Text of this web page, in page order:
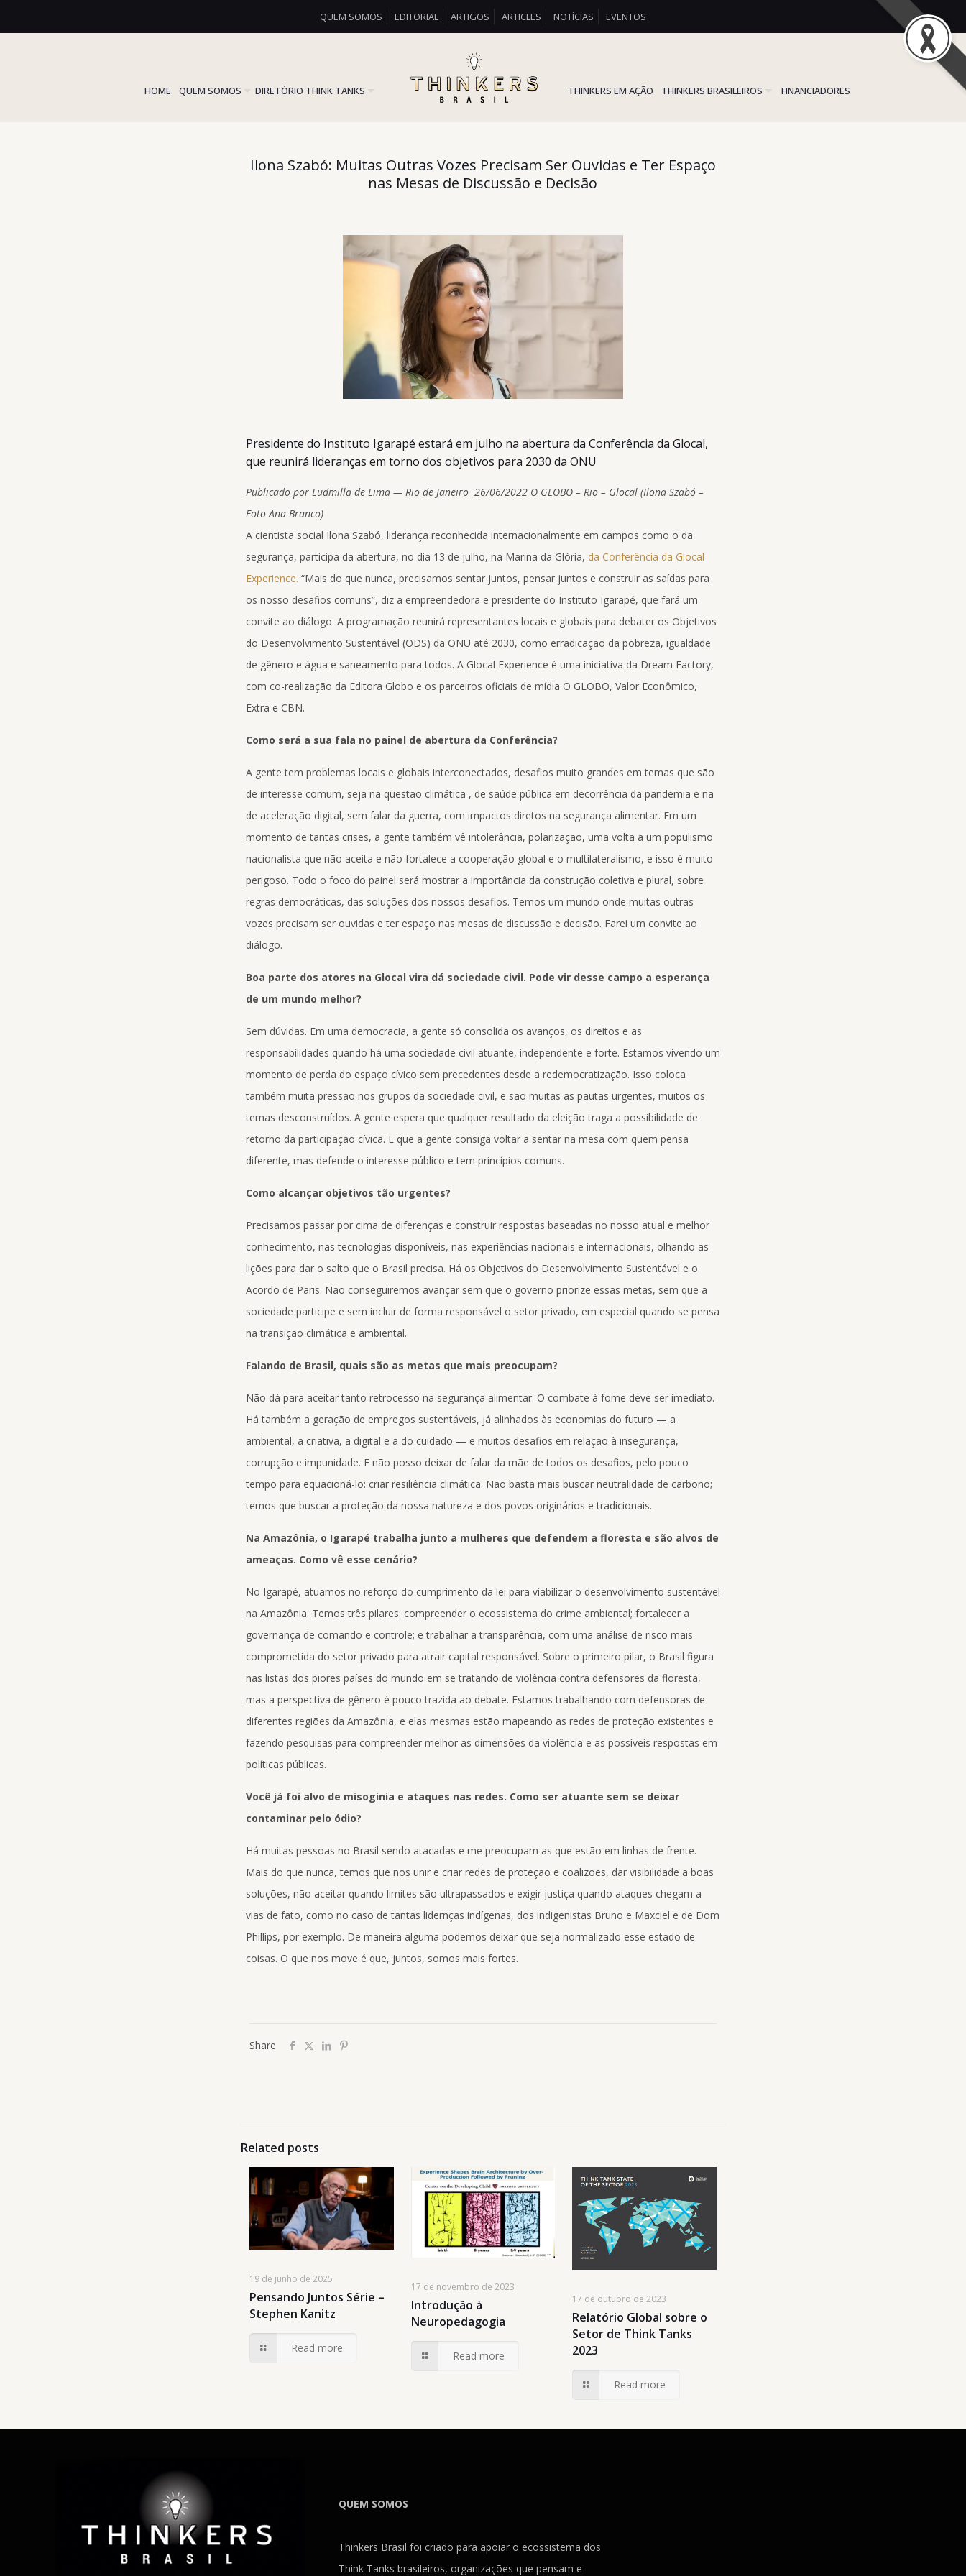
QUEM SOMOS EDITORIAL ARTIGOS ARTICLES NOTÍCIAS EVENTOS
HOME QUEM SOMOS DIRETÓRIO THINK TANKS THINKERS EM AÇÃO THINKERS BRASILEIROS FINANCIADORES
Ilona Szabó: Muitas Outras Vozes Precisam Ser Ouvidas e Ter Espaço
nas Mesas de Discussão e Decisão
Presidente do Instituto Igarapé estará em julho na abertura da Conferência da Glocal,
que reunirá lideranças em torno dos objetivos para 2030 da ONU
Publicado por Ludmilla de Lima — Rio de Janeiro 26/06/2022 O GLOBO – Rio – Glocal (Ilona Szabó –
FotoAna Branco)
A cientista social Ilona Szabó, liderança reconhecida internacionalmente em campos como o da
segurança, participa da abertura, no dia 13 de julho, na Marina da Glória, da Conferência da Glocal
Experience. “Mais do que nunca, precisamos sentar juntos, pensar juntos e construir as saídas para
os nosso desafios comuns”, diz a empreendedora e presidente do Instituto Igarapé, que fará um
convite ao diálogo. A programação reunirá representantes locais e globais para debater os Objetivos
do Desenvolvimento Sustentável (ODS) da ONU até 2030, como erradicação da pobreza, igualdade
de gênero e água e saneamento para todos. A Glocal Experience é uma iniciativa da Dream Factory,
com co-realização da Editora Globo e os parceiros oficiais de mídia O GLOBO, Valor Econômico,
Extra e CBN.
Como será a sua fala no painel de abertura da Conferência?
A gente tem problemas locais e globais interconectados, desafios muito grandes em temas que são
de interesse comum, seja na questão climática , de saúde pública em decorrência da pandemia e na
de aceleração digital, sem falar da guerra, com impactos diretos na segurança alimentar. Em um
momento de tantas crises, a gente também vê intolerância, polarização, uma volta a um populismo
nacionalista que não aceita e não fortalece a cooperação global e o multilateralismo, e isso é muito
perigoso. Todo o foco do painel será mostrar a importância da construção coletiva e plural, sobre
regras democráticas, das soluções dos nossos desafios. Temos um mundo onde muitas outras
vozes precisam ser ouvidas e ter espaço nas mesas de discussão e decisão. Farei um convite ao
diálogo.
Boa parte dos atores na Glocal vira dá sociedade civil. Pode vir desse campo a esperança
de um mundo melhor?
Sem dúvidas. Em uma democracia, a gente só consolida os avanços, os direitos e as
responsabilidades quando há uma sociedade civil atuante, independente e forte. Estamos vivendo um
momento de perda do espaço cívico sem precedentes desde a redemocratização. Isso coloca
também muita pressão nos grupos da sociedade civil, e são muitas as pautas urgentes, muitos os
temas desconstruídos. A gente espera que qualquer resultado da eleição traga a possibilidade de
retorno da participação cívica. E que a gente consiga voltar a sentar na mesa com quem pensa
diferente, mas defende o interesse público e tem princípios comuns.
Como alcançar objetivos tão urgentes?
Precisamos passar por cima de diferenças e construir respostas baseadas no nosso atual e melhor
conhecimento, nas tecnologias disponíveis, nas experiências nacionais e internacionais, olhando as
lições para dar o salto que o Brasil precisa. Há os Objetivos do Desenvolvimento Sustentável e o
Acordo de Paris. Não conseguiremos avançar sem que o governo priorize essas metas, sem que a
sociedade participe e sem incluir de forma responsável o setor privado, em especial quando se pensa
na transição climática e ambiental.
Falando de Brasil, quais são as metas que mais preocupam?
Não dá para aceitar tanto retrocesso na segurança alimentar. O combate à fome deve ser imediato.
Há também a geração de empregos sustentáveis, já alinhados às economias do futuro — a
ambiental, a criativa, a digital e a do cuidado — e muitos desafios em relação à insegurança,
corrupção e impunidade. E não posso deixar de falar da mãe de todos os desafios, pelo pouco
tempo para equacioná-lo: criar resiliência climática. Não basta mais buscar neutralidade de carbono;
temos que buscar a proteção da nossa natureza e dos povos originários e tradicionais.
Na Amazônia, o Igarapé trabalha junto a mulheres que defendem a floresta e são alvos de
ameaças. Como vê esse cenário?
No Igarapé, atuamos no reforço do cumprimento da lei para viabilizar o desenvolvimento sustentável
na Amazônia. Temos três pilares: compreender o ecossistema do crime ambiental; fortalecer a
governança de comando e controle; e trabalhar a transparência, com uma análise de risco mais
comprometida do setor privado para atrair capital responsável. Sobre o primeiro pilar, o Brasil figura
nas listas dos piores países do mundo em se tratando de violência contra defensores da floresta,
mas a perspectiva de gênero é pouco trazida ao debate. Estamos trabalhando com defensoras de
diferentes regiões da Amazônia, e elas mesmas estão mapeando as redes de proteção existentes e
fazendo pesquisas para compreender melhor as dimensões da violência e as possíveis respostas em
políticas públicas.
Você já foi alvo de misoginia e ataques nas redes. Como ser atuante sem se deixar
contaminar pelo ódio?
Há muitas pessoas no Brasil sendo atacadas e me preocupam as que estão em linhas de frente.
Mais do que nunca, temos que nos unir e criar redes de proteção e coalizões, dar visibilidade a boas
soluções, não aceitar quando limites são ultrapassados e exigir justiça quando ataques chegam a
vias de fato, como no caso de tantas lidernças indígenas, dos indigenistas Bruno e Maxciel e de Dom
Phillips, por exemplo. De maneira alguma podemos deixar que seja normalizado esse estado de
coisas. O que nos move é que, juntos, somos mais fortes.
Share
Related posts
19 de junho de 2025
Pensando Juntos Série –
Stephen Kanitz
Read more
17 de novembro de 2023
Introdução à
Neuropedagogia
Read more
17 de outubro de 2023
Relatório Global sobre o
Setor de Think Tanks
2023
Read more
QUEM SOMOS
Thinkers Brasil foi criado para apoiar o ecossistema dos
Think Tanks brasileiros, organizações que pensam e